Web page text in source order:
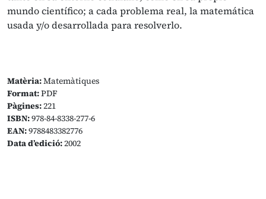
mundo científico; a cada problema real, la matemática
usada y/o desarrollada para resolverlo.
Matèria:Matemàtiques
Format:PDF
Pàgines:221
ISBN:978-84-8338-277-6
EAN:9788483382776
Data d’edició:2002